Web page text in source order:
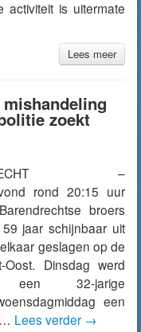
activiteit is uitermate
Lees meer
zoekt
–
rond 20:15 uur
broers
jaar schijnbaar uit
geslagen op de
Oost. Dinsdag werd
een 32-jarige
een
Lees verder →